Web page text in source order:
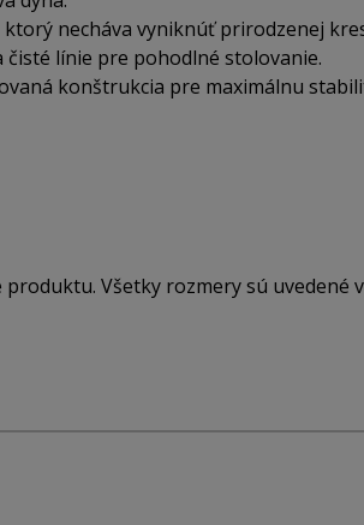
ktorý necháva vyniknúť prirodzenej
čisté línie pre pohodlné stolovanie.
konštrukcia pre maximálnu
produktu. Všetky rozmery sú